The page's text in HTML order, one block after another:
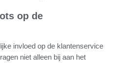
op de
invloed op de klantenservice
niet alleen bij aan het